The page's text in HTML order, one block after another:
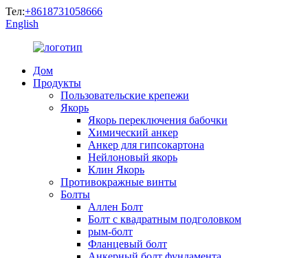
Тел:+8618731058666
English
Дом
Продукты
Пользовательские крепежи
Якорь
Якорь переключения бабочки
Химический анкер
Анкер для гипсокартона
Нейлоновый якорь
Клин Якорь
Противокражные винты
Болты
Аллен Болт
Болт с квадратным подголовком
рым-болт
Фланцевый болт